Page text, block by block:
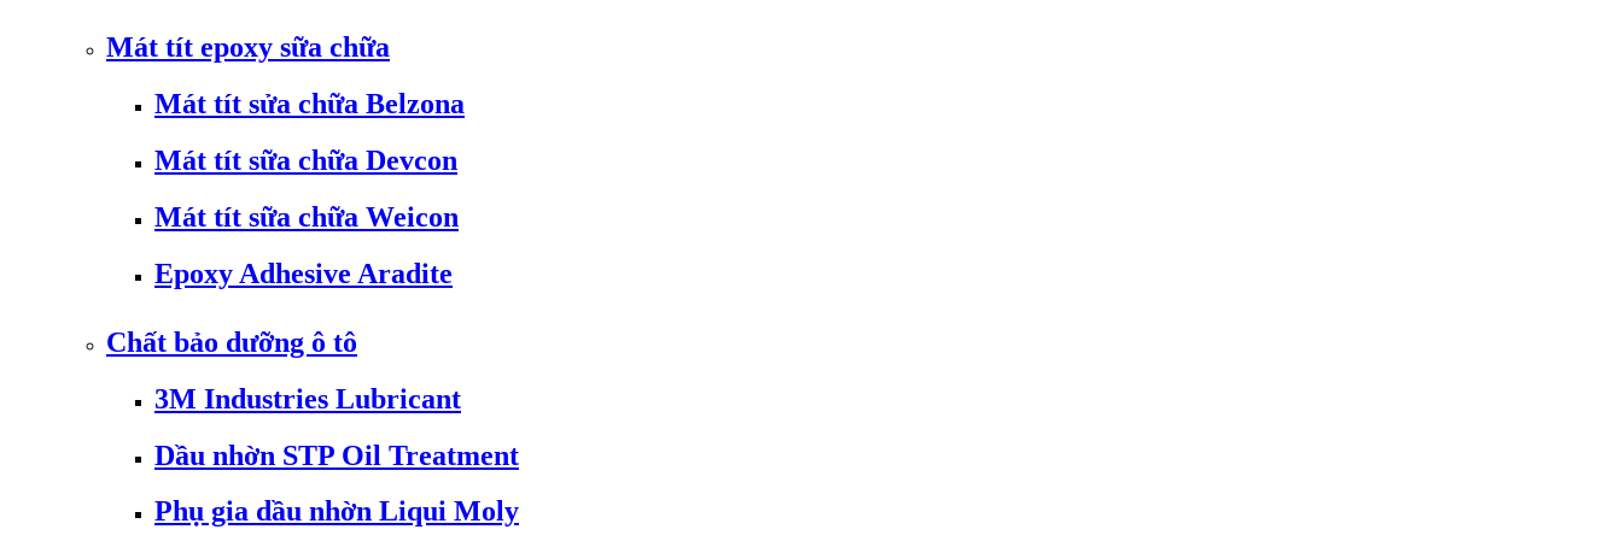
Mát tít epoxy sữa chữa
Mát tít sửa chữa Belzona
Mát tít sữa chữa Devcon
Mát tít sữa chữa Weicon
Epoxy Adhesive Aradite
Chất bảo dưỡng ô tô
3M Industries Lubricant
Dầu nhờn STP Oil Treatment
Phụ gia dầu nhờn Liqui Moly